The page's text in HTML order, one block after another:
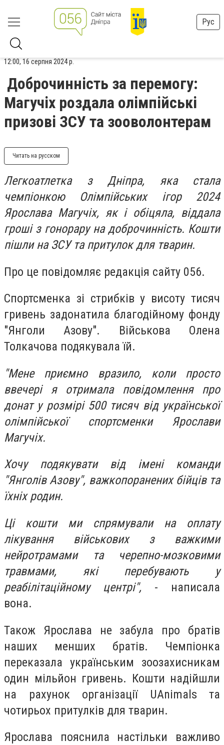
Рус
12:00, 16 серпня 2024 р.
Доброчинність за перемогу:
Магучіх роздала олімпійські
призові ЗСУ та зооволонтерам
Читать на русском
Легкоатлетка з Дніпра, яка стала
чемпіонкою Олімпійських ігор 2024
Ярослава Магучіх, як і обіцяла, віддала
гроші з гонорару на доброчинність. Кошти
пішли на ЗСУ та притулок для тварин.
Про це повідомляє редакція сайту 056.
Спортсменка зі стрибків у висоту тисяч
гривень задонатила благодійному фонду
"Янголи Азову". Військова Олена
Толкачова подякувала їй.
"Мене приємно вразило, коли просто
ввечері я отримала повідомлення про
донат у розмірі 500 тисяч від української
олімпійської спортсменки Ярослави
Магучіх.
Хочу подякувати від імені команди
"Янголів Азову", важкопоранених бійців та
їхніх родин.
Ці кошти ми спрямували на оплату
лікування військових з важкими
нейротрамами та черепно-мозковими
травмами, які перебувають у
реабілітаційному центрі", - написала
вона.
Також Ярослава не забула про братів
наших менших братів. Чемпіонка
переказала українським зоозахисникам
один мільйон гривень. Кошти надійшли
на рахунок організації UAnimals та
чотирьох притулків для тварин.
Ярослава пояснила настільки важливо